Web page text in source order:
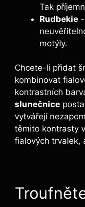
Tak
Rudbekie
motýly.
Chcete-li přidat
kombinovat
kontrastních
slunečnice
vytvářejí
těmito kontrasty
fialových trvalek,